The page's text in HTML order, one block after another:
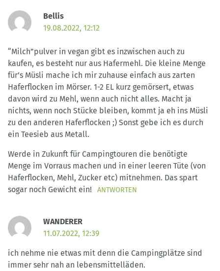
Bellis
19.08.2022, 12:12
“Milch”pulver in vegan gibt es inzwischen auch zu
kaufen, es besteht nur aus Hafermehl. Die kleine Menge
für’s Müsli mache ich mir zuhause einfach aus zarten
Haferflocken im Mörser. 1-2 EL kurz gemörsert, etwas
davon wird zu Mehl, wenn auch nicht alles. Macht ja
nichts, wenn noch Stücke bleiben, kommt ja eh ins Müsli
zu den anderen Haferflocken ;) Sonst gebe ich es durch
ein Teesieb aus Metall.
Werde in Zukunft für Campingtouren die benötigte
Menge im Vorraus machen und in einer leeren Tüte (von
Haferflocken, Mehl, Zucker etc) mitnehmen. Das spart
sogar noch Gewicht ein!
ANTWORTEN
WANDERER
11.07.2022, 12:39
ich nehme nie etwas mit denn die Campingplätze sind
immer sehr nah an lebensmittelläden.